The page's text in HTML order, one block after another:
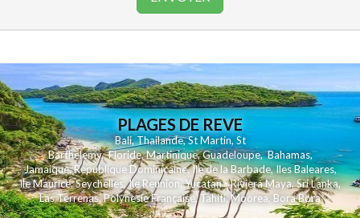
PLAGES DE REVE
Bali,Thailande,St Martin,St
Barthelemy,Floride,Martinique,Guadeloupe,Bahamas,
Jamaique,Republique Dominicaine,Ile de la Barbade,Iles Baleares,
Ile Maurice,Seychelles,Ile Reunion,Yucatan - Riviera Maya,Sri Lanka,
Las Terrenas,Polynesie Française,Tahiti,Moorea, Bora Bora